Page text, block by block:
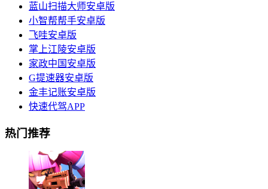
蓝山扫描大师安卓版
小智帮帮手安卓版
飞哇安卓版
掌上江陵安卓版
家政中国安卓版
G提速器安卓版
金丰记账安卓版
快速代驾APP
热门推荐